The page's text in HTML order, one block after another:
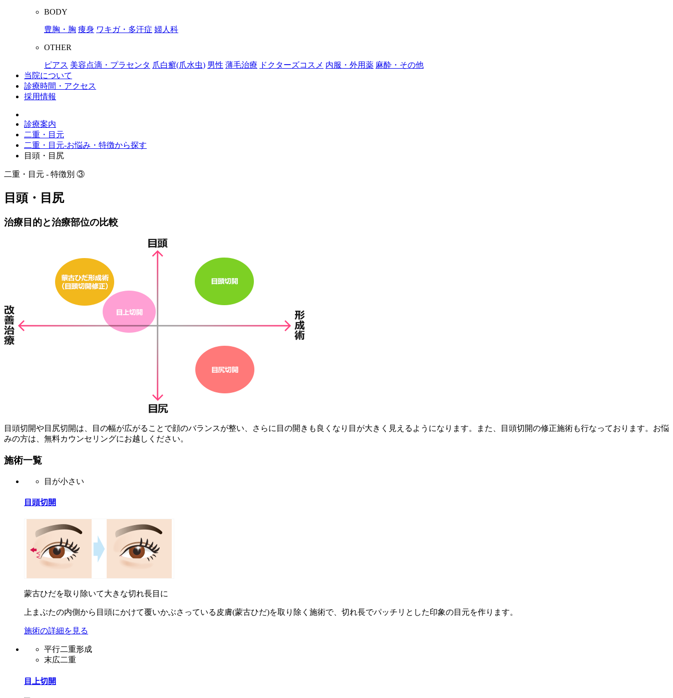
BODY
豊胸・胸 痩身 ワキガ・多汗症 婦人科
OTHER
ピアス 美容点滴・プラセンタ 爪白癬(爪水虫) 男性 薄毛治療 ドクターズコスメ 内服・外用薬 麻酔・その他
当院について
診療時間・アクセス
採用情報
診療案内
二重・目元
二重・目元-お悩み・特徴から探す
目頭・目尻
二重・目元 - 特徴別 ③
目頭・目尻
治療目的と治療部位の比較
目頭切開や目尻切開は、目の幅が広がることで顔のバランスが整い、さらに目の開きも良くなり目が大きく見えるようになります。また、目頭切開の修正施術も行なっております。お悩
みの方は、無料カウンセリングにお越しください。
施術一覧
目が小さい
目頭切開
蒙古ひだを取り除いて大きな切れ長目に
上まぶたの内側から目頭にかけて覆いかぶさっている皮膚(蒙古ひだ)を取り除く施術で、切れ長でパッチリとした印象の目元を作ります。
施術の詳細を見る
平行二重形成
末広二重
目上切開